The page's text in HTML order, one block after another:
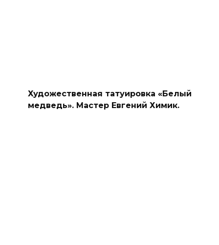
Художественная татуировка «Белый
медведь». Мастер Евгений Химик.